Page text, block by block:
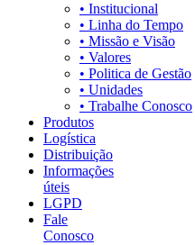
• Institucional
• Linha do Tempo
• Missão e Visão
• Valores
• Politica de Gestão
• Unidades
• Trabalhe Conosco
Produtos
Logística
Distribuição
Informações
úteis
LGPD
Fale
Conosco